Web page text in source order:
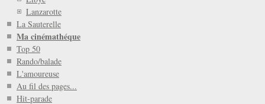
Lanzarotte
La Sauterelle
Ma cinémathéque
Top 50
Rando/balade
L'amoureuse
Au fil des pages...
Hit-parade